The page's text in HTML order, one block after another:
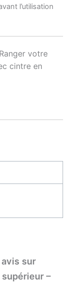
l’utilisation
votre
cintre en
sur
–